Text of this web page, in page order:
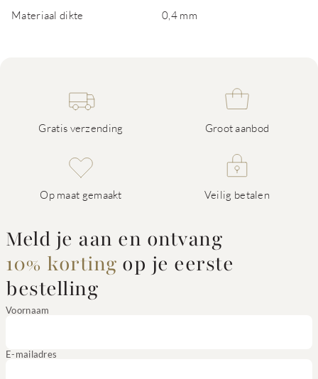
Materiaal dikte
0,4 mm
Gratis verzending Groot aanbod
Op maat gemaakt Veilig betalen
Meld je aan en ontvang
10% korting op je eerste
bestelling
Voornaam
E-mailadres